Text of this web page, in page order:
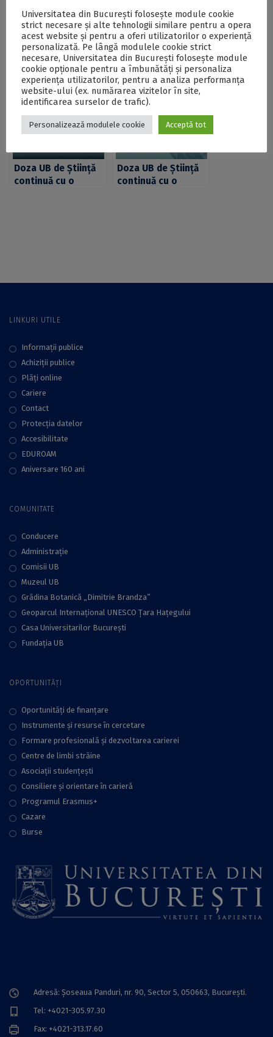
Seminarul
ArchaeoSciences
ajunge la a 26-a
ediție cu o
prezentare
susținută de
profesorul Enikő
Magyari de la
University
Proiectul „Cariere”,
dezvoltat de
Asociația
Studenților din
Administrație și
Afaceri, ajunge în
2019 la a cincea
ediție
Doza UB de Știință
continuă cu o
Doza UB de Știință
continuă cu o
LINKURI UTILE
Informații publice
Achiziții publice
Plăţi online
Cariere
Contact
Protecţia datelor
Accesibilitate
EDUROAM
Aniversare 160 ani
COMUNITATE
Conducere
Administraţie
Comisii UB
Muzeul UB
Grădina Botanică „Dimitrie Brandza”
Geoparcul Internațional UNESCO Țara Hațegului
Casa Universitarilor București
Fundaţia UB
OPORTUNITĂȚI
Oportunități de finanțare
Instrumente și resurse în cercetare
Formare profesională și dezvoltarea carierei
Centre de limbi străine
Asociații studențești
Consiliere şi orientare în carieră
Programul Erasmus+
Cazare
Burse
Adresă: Șoseaua Panduri, nr. 90, Sector 5, 050663, Bucureşti.
Tel: +4021-305.97.30
Fax: +4021-313.17.60
Universitatea din București folosește module cookie
strict necesare și alte tehnologii similare pentru a opera
acest website și pentru a oferi utilizatorilor o experiență
personalizată. Pe lângă modulele cookie strict
necesare, Universitatea din București folosește module
cookie opționale pentru a îmbunătăți și personaliza
experiența utilizatorilor, pentru a analiza performanța
website-ului (ex. numărarea vizitelor în site,
identificarea surselor de trafic).
Personalizează modulele cookie Acceptă tot